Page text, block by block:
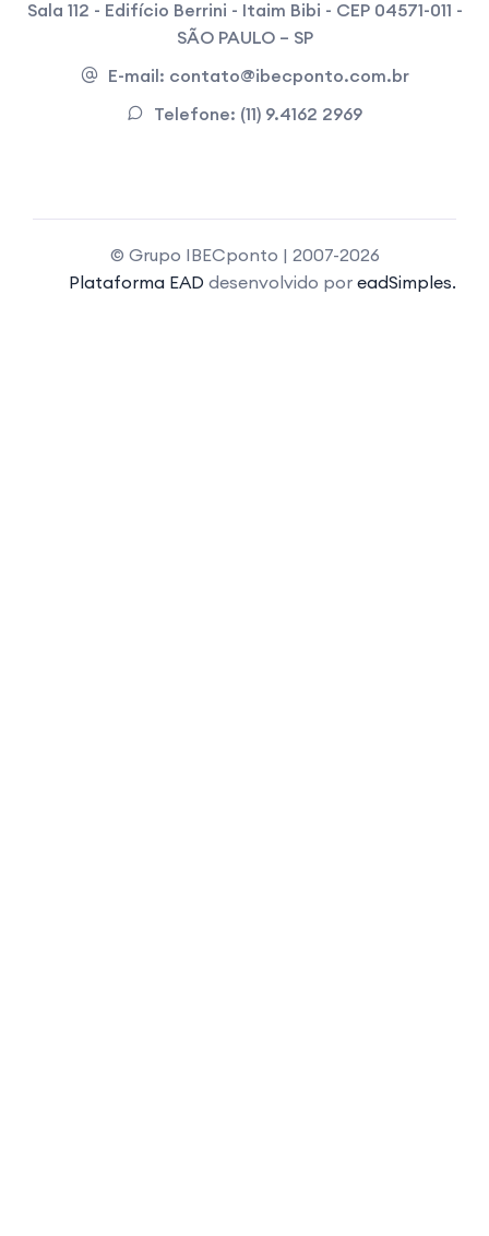
Sala 112 - Edifício Berrini - Itaim Bibi - CEP 04571-011 -
SÃO PAULO – SP
E-mail: contato@ibecponto.com.br
Telefone: (11) 9.4162 2969
© Grupo IBECponto | 2007-2026
Plataforma EAD desenvolvido por eadSimples.